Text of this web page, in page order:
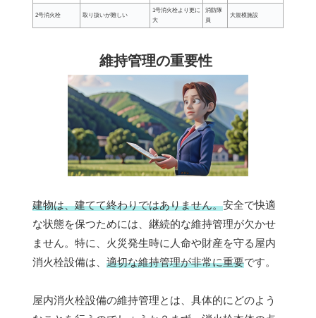
2号消火栓 取り扱いが難しい
1号消火栓より更に
大
消防隊
員
大規模施設
維持管理の重要性
建物は、建てて終わりではありません。安全で快適
な状態を保つためには、継続的な維持管理が欠かせ
ません。特に、火災発生時に人命や財産を守る屋内
消火栓設備は、 適切な維持管理が非常に重要です。
屋内消火栓設備の維持管理とは、具体的にどのよう